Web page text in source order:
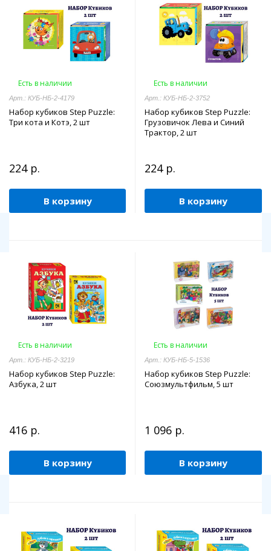
Есть в наличии
Арт.: КУБ-НБ-2-4179
Набор кубиков Step Puzzle:
Три кота и Котэ, 2 шт
224 р.
В корзину
Есть в наличии
Арт.: КУБ-НБ-2-3752
Набор кубиков Step Puzzle:
Грузовичок Лева и Синий
Трактор, 2 шт
224 р.
В корзину
Есть в наличии
Арт.: КУБ-НБ-2-3219
Набор кубиков Step Puzzle:
Азбука, 2 шт
416 р.
В корзину
Есть в наличии
Арт.: КУБ-НБ-5-1536
Набор кубиков Step Puzzle:
Союзмультфильм, 5 шт
1 096 р.
В корзину